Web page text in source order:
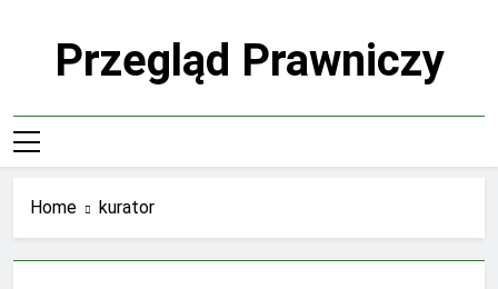
Przegląd Prawniczy
Home kurator